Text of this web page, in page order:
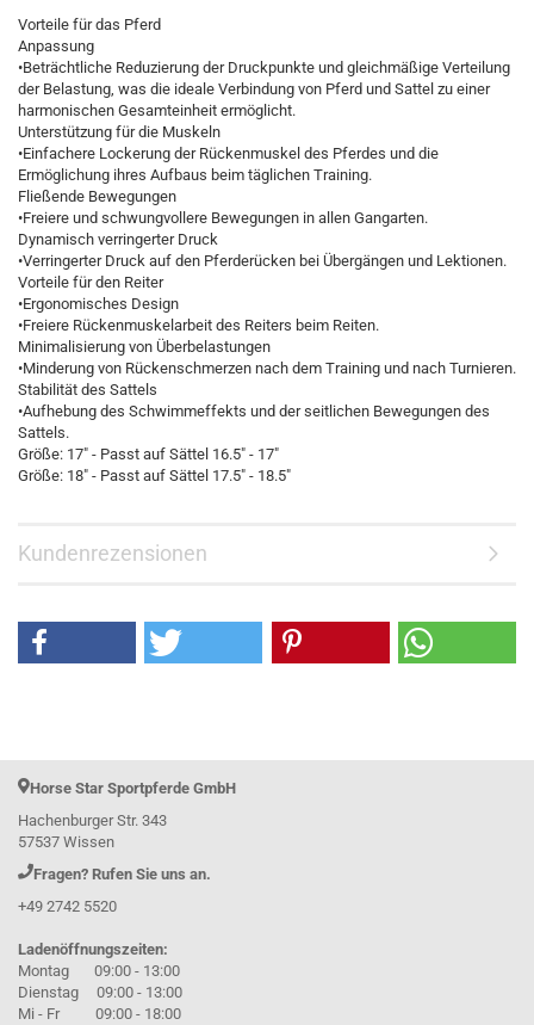
Vorteile für das Pferd
Anpassung
•Beträchtliche Reduzierung der Druckpunkte und gleichmäßige Verteilung
der Belastung, was die ideale Verbindung von Pferd und Sattel zu einer
harmonischen Gesamteinheit ermöglicht.
Unterstützung für die Muskeln
•Einfachere Lockerung der Rückenmuskel des Pferdes und die
Ermöglichung ihres Aufbaus beim täglichen Training.
Fließende Bewegungen
•Freiere und schwungvollere Bewegungen in allen Gangarten.
Dynamisch verringerter Druck
•Verringerter Druck auf den Pferderücken bei Übergängen und Lektionen.
Vorteile für den Reiter
•Ergonomisches Design
•Freiere Rückenmuskelarbeit des Reiters beim Reiten.
Minimalisierung von Überbelastungen
•Minderung von Rückenschmerzen nach dem Training und nach Turnieren.
Stabilität des Sattels
•Aufhebung des Schwimmeffekts und der seitlichen Bewegungen des
Sattels.
Größe: 17" - Passt auf Sättel 16.5" - 17"
Größe: 18" - Passt auf Sättel 17.5" - 18.5"
Kundenrezensionen
Horse Star Sportpferde GmbH
Hachenburger Str. 343
57537 Wissen
Fragen? Rufen Sie uns an.
+49 2742 5520
Ladenöffnungszeiten:
Montag 09:00 - 13:00
Dienstag 09:00 - 13:00
Mi - Fr 09:00 - 18:00